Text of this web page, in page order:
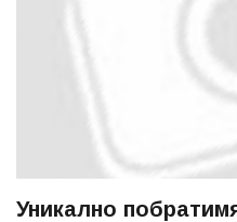
Уникално